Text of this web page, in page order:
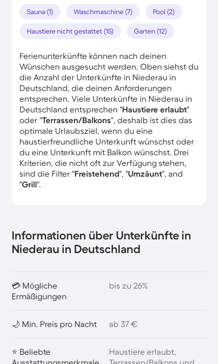
Sauna (1) Waschmaschine (7) Pool (2)
Haustiere nicht gestattet (15) Garten (12)
Ferienunterkünfte können nach deinen
Wünschen ausgesucht werden. Oben siehst du
die Anzahl der Unterkünfte in Niederau in
Deutschland, die deinen Anforderungen
entsprechen. Viele Unterkünfte in Niederau in
Deutschland entsprechen "Haustiere erlaubt"
oder "Terrassen/Balkons", deshalb ist dies das
optimale Urlaubsziel, wenn du eine
haustierfreundliche Unterkunft wünschst oder
du eine Unterkunft mit Balkon wünschst. Drei
Kriterien, die nicht oft zur Verfügung stehen,
sind die Filter "Freistehend", "Umzäunt", and
"Grill".
Informationen über Unterkünfte in
Niederau in Deutschland
💳 Mögliche
Ermäßigungen
bis zu 26%
🌙 Min. Preis pro Nacht ab 37 €
⭐ Beliebte
Haustiere erlaubt,